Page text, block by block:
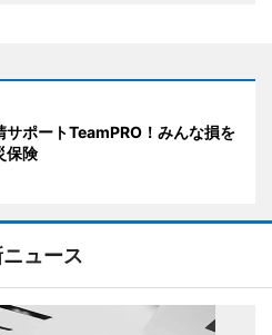
サポートTeamPRO！みんな損を
保険
ュース